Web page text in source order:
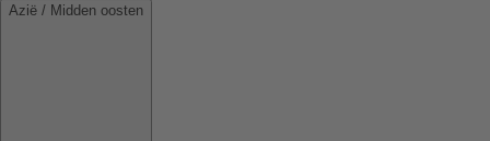
Azië / Midden oosten